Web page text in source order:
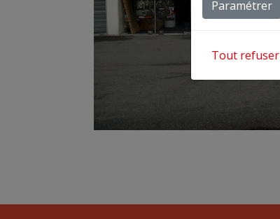
Paramétrer
Tout refuser